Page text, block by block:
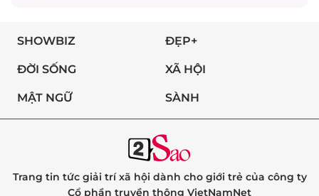
SHOWBIZ ĐẸP+
ĐỜI SỐNG XÃ HỘI
MẬT NGỮ SÀNH
Trang tin tức giải trí xã hội dành cho giới trẻ của công ty
Cổ phần truyền thông VietNamNet